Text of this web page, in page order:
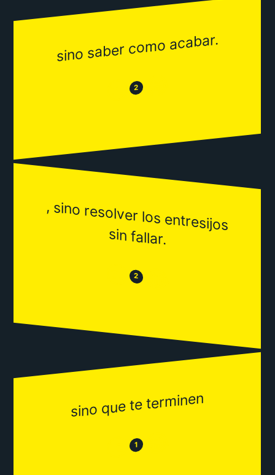
sino saber como acabar.
😒 2 😂
, sino resolver los entresijos
sin fallar.
😒 2 😂
sino que te terminen
😒 1 😂